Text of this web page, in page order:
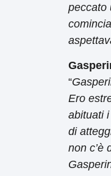
peccato
“
Ero
abituati
di
non c’è